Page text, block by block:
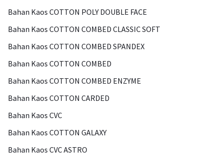
Bahan Kaos COTTON POLY DOUBLE FACE
Bahan Kaos COTTON COMBED CLASSIC SOFT
Bahan Kaos COTTON COMBED SPANDEX
Bahan Kaos COTTON COMBED
Bahan Kaos COTTON COMBED ENZYME
Bahan Kaos COTTON CARDED
Bahan Kaos CVC
Bahan Kaos COTTON GALAXY
Bahan Kaos CVC ASTRO